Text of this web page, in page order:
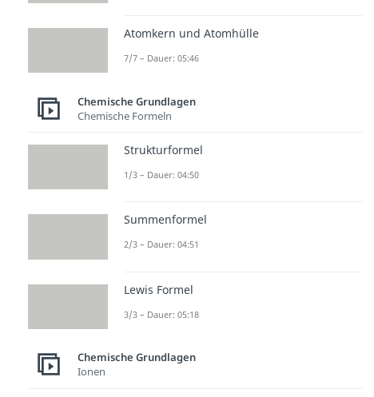
Atomkern und Atomhülle
7/7 – Dauer: 05:46
Chemische Grundlagen
Chemische Formeln
Strukturformel
1/3 – Dauer: 04:50
Summenformel
2/3 – Dauer: 04:51
Lewis Formel
3/3 – Dauer: 05:18
Chemische Grundlagen
Ionen